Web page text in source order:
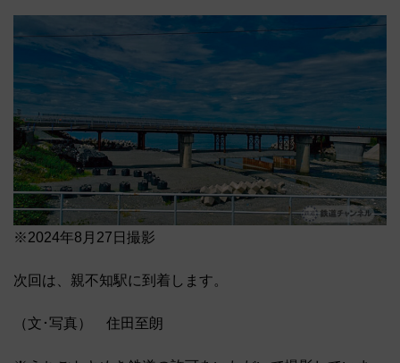
※2024年8月27日撮影
次回は、親不知駅に到着します。
（文･写真） 住田至朗